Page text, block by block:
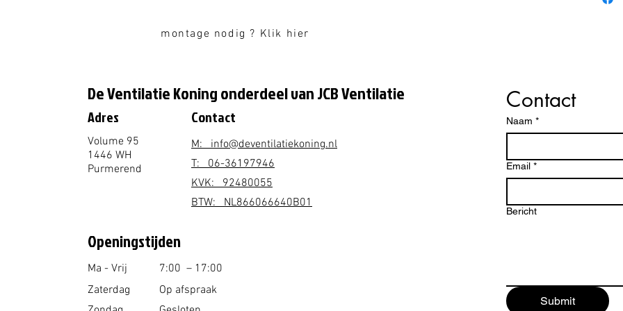
Zo
✔️
✔️
montage nodig ? Klik hier
De Ventilatie Koning onderdeel van JCB Ventilatie
Adres Contact
Volume 95
1446 WH
Purmerend
M: info@deventilatiekoning.nl
T: 06-36197946
KVK: 92480055
BTW: NL866066640B01
Openingstijden
Ma - Vrij 7:00 – 17:00
Zaterdag
Op afspraak
Contact
Naam *
Email *
Bericht
Submit